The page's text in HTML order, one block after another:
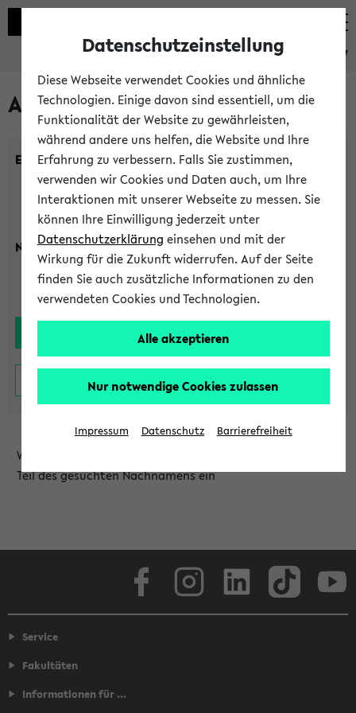
eKVV
Alle Lehrenden
Einrichtung:
Nachname:
Wählen Sie die Einrichtung aus und/oder geben Sie einen
Teil des gesuchten Nachnamens ein
Service
Fakultäten
Informationen für ...
Datenschutzeinstellung
Diese Webseite verwendet Cookies und ähnliche
Technologien. Einige davon sind essentiell, um die
Funktionalität der Website zu gewährleisten,
während andere uns helfen, die Website und Ihre
Erfahrung zu verbessern. Falls Sie zustimmen,
verwenden wir Cookies und Daten auch, um Ihre
Interaktionen mit unserer Webseite zu messen. Sie
können Ihre Einwilligung jederzeit unter
Datenschutzerklärung einsehen und mit der
Wirkung für die Zukunft widerrufen. Auf der Seite
finden Sie auch zusätzliche Informationen zu den
verwendeten Cookies und Technologien.
Alle akzeptieren
Nur notwendige Cookies zulassen
Impressum Datenschutz Barrierefreiheit